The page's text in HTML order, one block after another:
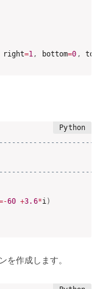
right=1 , bottom=0 , top
-60 +3.6*i)
を作成します。